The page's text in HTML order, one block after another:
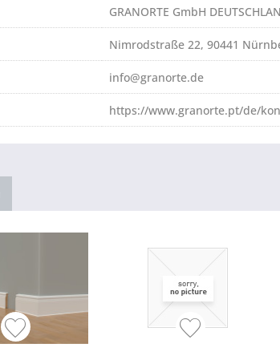
GRANORTE GmbH
Nimrodstraße 22, 90441
info@granorte.de
https://www.granorte.pt/de/